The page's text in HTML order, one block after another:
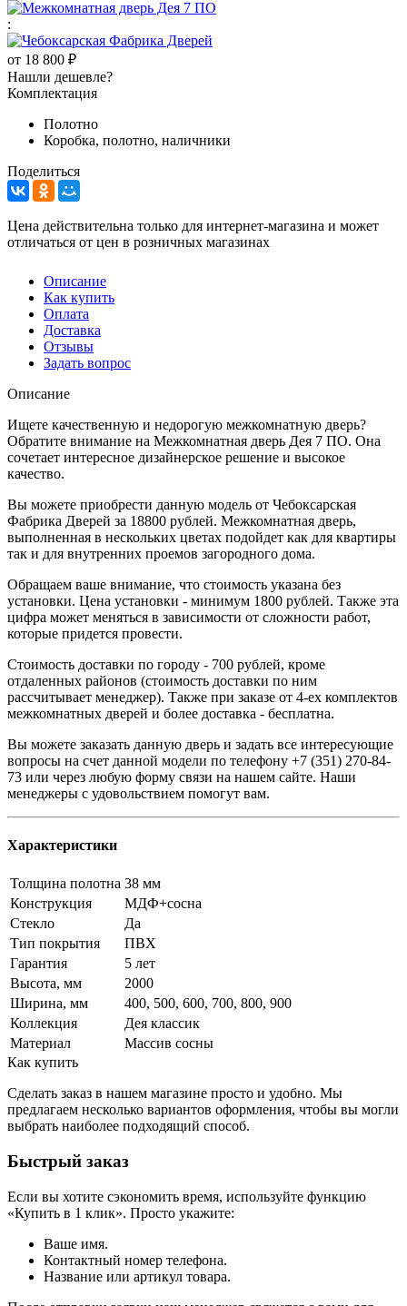
:
от 18 800 ₽
Нашли дешевле?
Комплектация
Полотно
Коробка, полотно, наличники
Поделиться
Цена действительна только для интернет-магазина и может
отличаться от цен в розничных магазинах
Описание
Как купить
Оплата
Доставка
Отзывы
Задать вопрос
Описание
Ищете качественную и недорогую межкомнатную дверь?
Обратите внимание на Межкомнатная дверь Дея 7 ПО. Она
сочетает интересное дизайнерское решение и высокое
качество.
Вы можете приобрести данную модель от Чебоксарская
Фабрика Дверей за 18800 рублей. Межкомнатная дверь,
выполненная в нескольких цветах подойдет как для квартиры
так и для внутренних проемов загородного дома.
Обращаем ваше внимание, что стоимость указана без
установки. Цена установки - минимум 1800 рублей. Также эта
цифра может меняться в зависимости от сложности работ,
которые придется провести.
Стоимость доставки по городу - 700 рублей, кроме
отдаленных районов (стоимость доставки по ним
рассчитывает менеджер). Также при заказе от 4-ех комплектов
межкомнатных дверей и более доставка - бесплатна.
Вы можете заказать данную дверь и задать все интересующие
вопросы на счет данной модели по телефону +7 (351) 270-84-
73 или через любую форму связи на нашем сайте. Наши
менеджеры с удовольствием помогут вам.
Характеристики
Толщина полотна 38 мм
Конструкция
МДФ+сосна
Стекло
Да
Тип покрытия
ПВХ
Гарантия
5 лет
Высота, мм
2000
Ширина, мм
400, 500, 600, 700, 800, 900
Коллекция
Дея классик
Материал
Массив сосны
Как купить
Сделать заказ в нашем магазине просто и удобно. Мы
предлагаем несколько вариантов оформления, чтобы вы могли
выбрать наиболее подходящий способ.
Быстрый заказ
Если вы хотите сэкономить время, используйте функцию
«Купить в 1 клик». Просто укажите:
Ваше имя.
Контактный номер телефона.
Название или артикул товара.